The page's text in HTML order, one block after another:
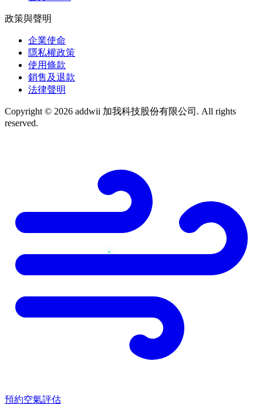
政策與聲明
企業使命
隱私權政策
使用條款
銷售及退款
法律聲明
Copyright © 2026 addwii 加我科技股份有限公司. All rights
reserved.
預約空氣評估